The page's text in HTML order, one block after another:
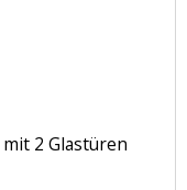
2 Glastüren